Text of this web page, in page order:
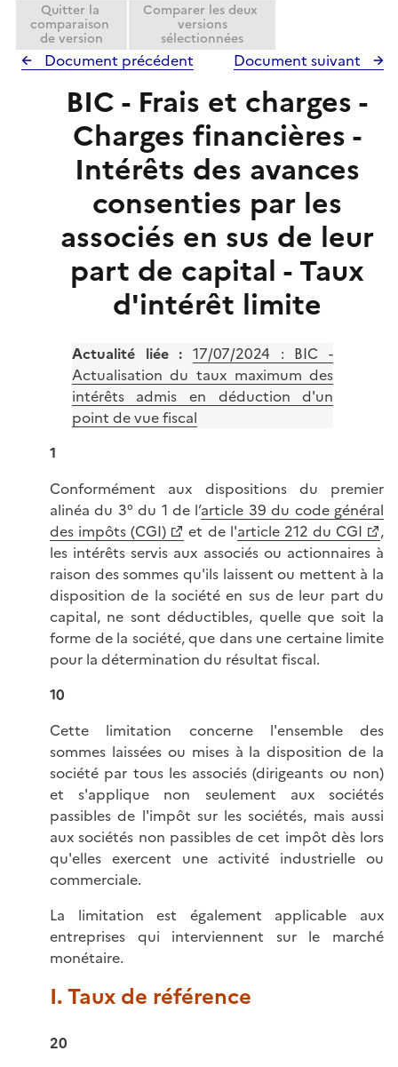
Quitter la
comparaison
de version
Comparer les deux
versions
sélectionnées
Document précédent Document suivant
BIC - Frais et charges -
Charges financières -
Intérêts des avances
consenties par les
associés en sus de leur
part de capital - Taux
d'intérêt limite
Actualité liée : 17/07/2024 : BIC -
Actualisation du taux maximum des
intérêts admis en déduction d'un
point de vue fiscal
1
Conformément aux dispositions du premier
alinéa du 3° du 1 de l’article 39 du code général
des impôts (CGI)
et de l'article 212 du CGI
,
les intérêts servis aux associés ou actionnaires à
raison des sommes qu'ils laissent ou mettent à la
disposition de la société en sus de leur part du
capital, ne sont déductibles, quelle que soit la
forme de la société, que dans une certaine limite
pour la détermination du résultat fiscal.
10
Cette limitation concerne l'ensemble des
sommes laissées ou mises à la disposition de la
société par tous les associés (dirigeants ou non)
et s'applique non seulement aux sociétés
passibles de l'impôt sur les sociétés, mais aussi
aux sociétés non passibles de cet impôt dès lors
qu'elles exercent une activité industrielle ou
commerciale.
La limitation est également applicable aux
entreprises qui interviennent sur le marché
monétaire.
I. Taux de référence
20